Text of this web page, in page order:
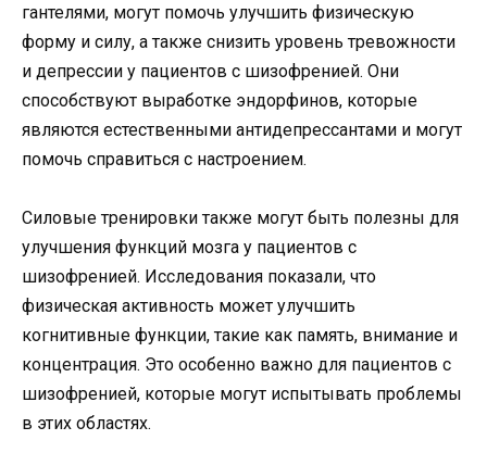
гантелями, могут помочь улучшить физическую
форму и силу, а также снизить уровень тревожности
и депрессии у пациентов с шизофренией. Они
способствуют выработке эндорфинов, которые
являются естественными антидепрессантами и могут
помочь справиться с настроением.
Силовые тренировки также могут быть полезны для
улучшения функций мозга у пациентов с
шизофренией. Исследования показали, что
физическая активность может улучшить
когнитивные функции, такие как память, внимание и
концентрация. Это особенно важно для пациентов с
шизофренией, которые могут испытывать проблемы
в этих областях.